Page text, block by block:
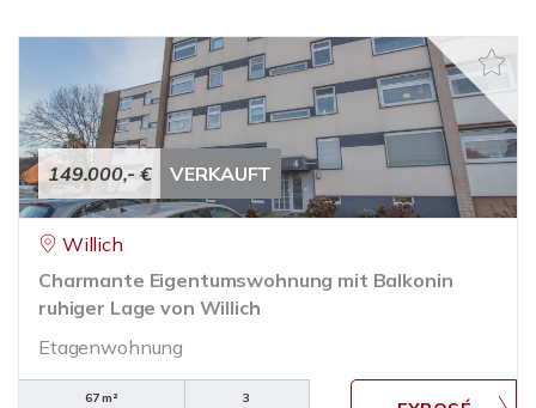
149.000,- € VERKAUFT
Willich
Charmante Eigentumswohnung mit Balkonin
ruhiger Lage von Willich
Etagenwohnung
67 m²
3